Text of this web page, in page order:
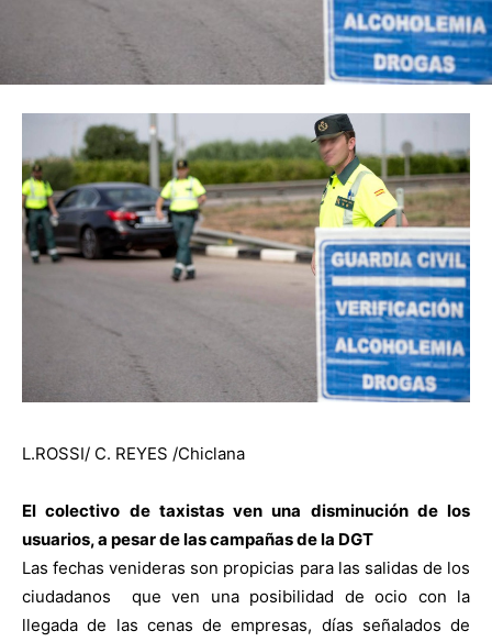
L.ROSSI/ C. REYES /Chiclana
El colectivo de taxistas ven una disminución de los
usuarios, a pesar de las campañas de la DGT
Las fechas venideras son propicias para las salidas de los
ciudadanos
que ven una posibilidad de ocio con la
llegada de las cenas de empresas, días señalados de